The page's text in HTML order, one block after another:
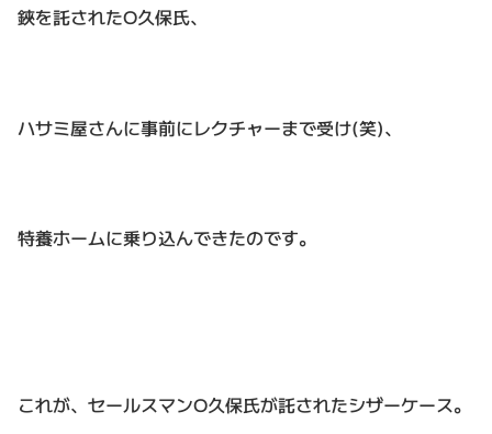
鋏を託されたO久保氏、
ハサミ屋さんに事前にレクチャーまで受け(笑)、
特養ホームに乗り込んできたのです。
これが、セールスマンO久保氏が託されたシザーケース。